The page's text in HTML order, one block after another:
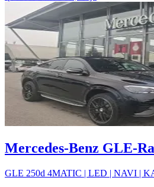
Mercedes-Benz GLE-
GLE 250d 4MATIC | LED | NAVI |